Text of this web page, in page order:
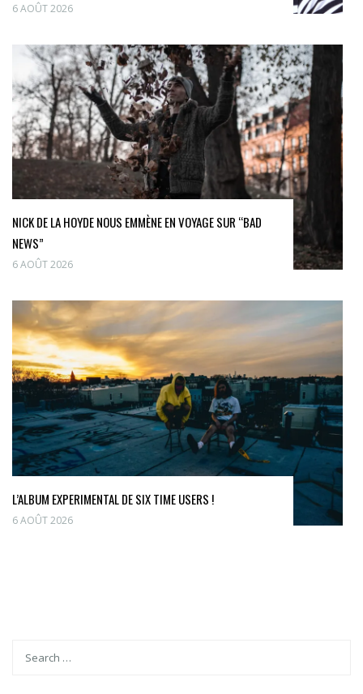
6 AOÛT 2026
NICK DE LA HOYDE NOUS EMMÈNE EN VOYAGE SUR “BAD
NEWS”
6 AOÛT 2026
L’ALBUM EXPERIMENTAL DE SIX TIME USERS !
6 AOÛT 2026